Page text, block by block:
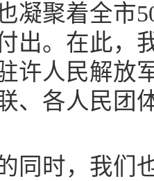
凝聚着全市
出。在此，
许人民解放
、各人民团
同时，我们